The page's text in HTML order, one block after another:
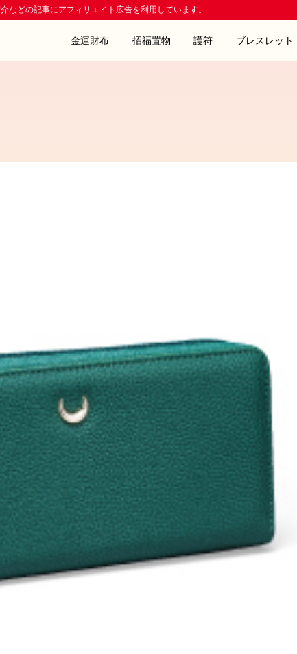
などの記事にアフィリエイト広告を利用しています。
金運財布 招福置物 護符 ブレスレット